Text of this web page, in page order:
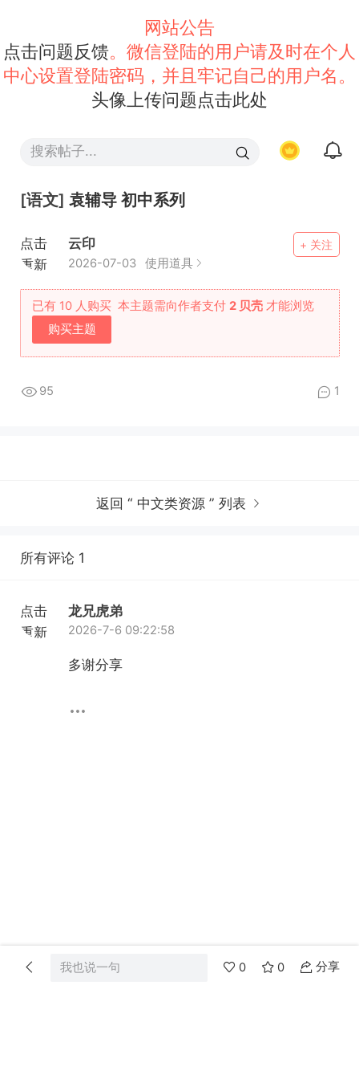
网站公告
点击问题反馈。微信登陆的用户请及时在个人
中心设置登陆密码，并且牢记自己的用户名。
头像上传问题点击此处
[语文] 袁辅导 初中系列
+ 关注
点击
重新
加载
云印
2026-07-03 使用道具
已有 10 人购买本主题需向作者支付 2 贝壳 才能浏览
购买主题
95 1
返回 “ 中文类资源 ” 列表
所有评论 1
点击
重新
龙兄虎弟
2026-7-6 09:22:58
多谢分享
我也说一句 0 0 分享